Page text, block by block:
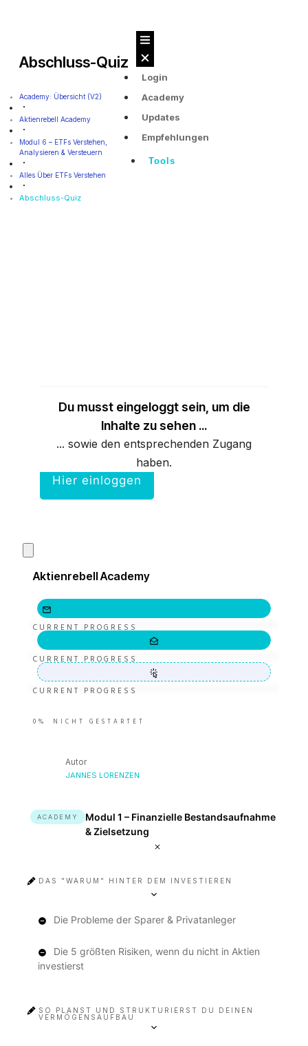
Login
Academy
Updates
Empfehlungen
Tools
Abschluss-Quiz
Academy: Übersicht (v2)
Aktienrebell Academy
Modul 6 – ETFs Verstehen,
Analysieren & Versteuern
Alles Über ETFs Verstehen
Abschluss-Quiz
Du musst eingeloggt sein, um die
Inhalte zu sehen ...
... sowie den entsprechenden Zugang
haben.
Hier einloggen
Aktienrebell Academy
CURRENT PROGRESS
CURRENT PROGRESS
CURRENT PROGRESS
0% NICHT GESTARTET
Autor
JANNES LORENZEN
ACADEMY
Modul 1 – Finanzielle Bestandsaufnahme
& Zielsetzung
DAS "WARUM" HINTER DEM INVESTIEREN
Die Probleme der Sparer & Privatanleger
Die 5 größten Risiken, wenn du nicht in Aktien
investierst
SO PLANST UND STRUKTURIERST DU DEINEN
VERMÖGENSAUFBAU